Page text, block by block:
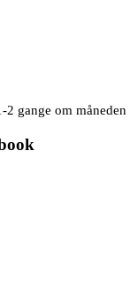
gange om